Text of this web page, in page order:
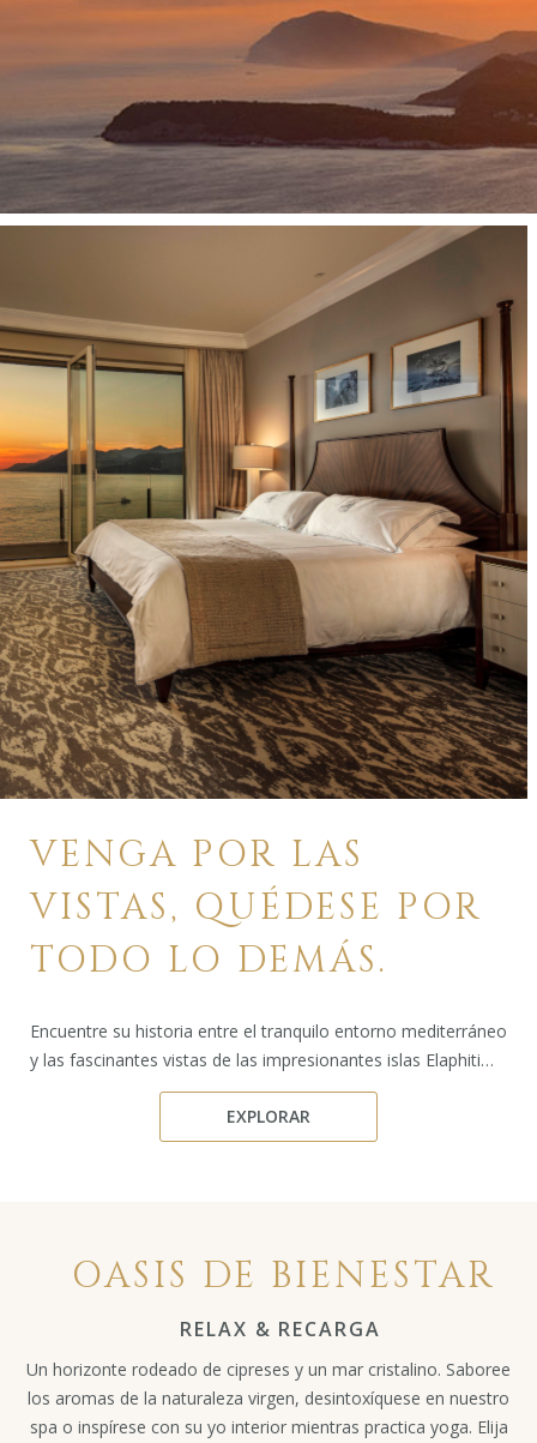
VENGA POR LAS
VISTAS, QUÉDESE POR
TODO LO DEMÁS.
Encuentre su historia entre el tranquilo entorno mediterráneo
y las fascinantes vistas de las impresionantes islas Elaphiti…
EXPLORAR
OASIS DE BIENESTAR
RELAX & RECARGA
Un horizonte rodeado de cipreses y un mar cristalino. Saboree
los aromas de la naturaleza virgen, desintoxíquese en nuestro
spa o inspírese con su yo interior mientras practica yoga. Elija